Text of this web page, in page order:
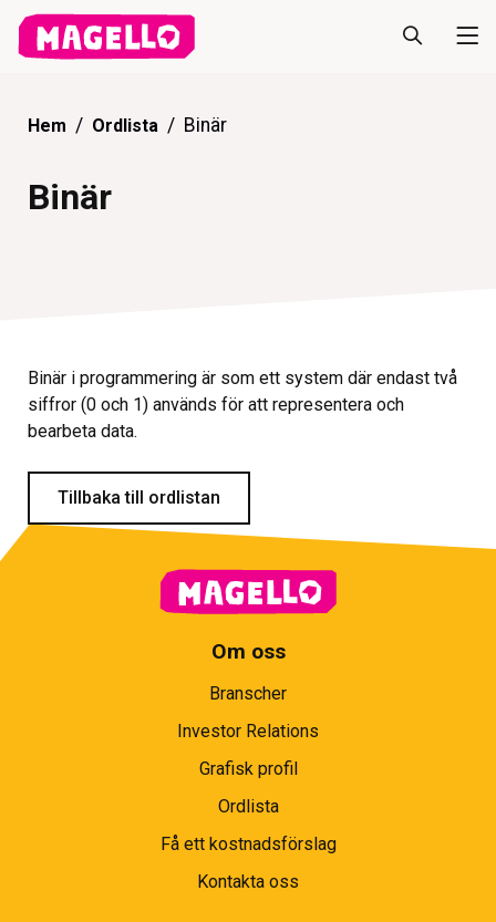
Hem Ordlista Binär
Binär
Binär i programmering är som ett system där endast två
siffror (0 och 1) används för att representera och
bearbeta data.
Tillbaka till ordlistan
Om oss
Branscher
Investor Relations
Grafisk profil
Ordlista
Få ett kostnadsförslag
Kontakta oss